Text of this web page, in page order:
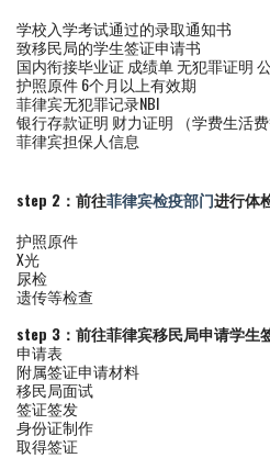
学校入学考试通过的录取通知书
致移民局的学生签证申请书
国内衔接毕业证 成绩单 无犯罪证明
护照原件 6个月以上有效期
菲律宾无犯罪记录NBI
银行存款证明 财力证明 （学费生活费
菲律宾担保人信息
step 2：前往菲律宾检疫部门进行体
护照原件
X光
尿检
遗传等检查
step 3：前往菲律宾移民局申请学生
申请表
附属签证申请材料
移民局面试
签证签发
身份证制作
取得签证